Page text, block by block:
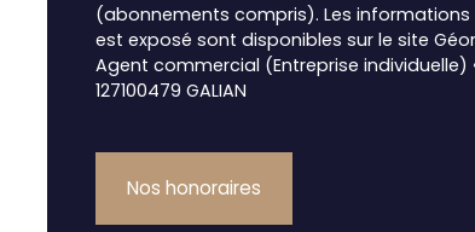
(abonnements compris). Les informations
est exposé sont disponibles sur le site
Agent commercial (Entreprise individuelle)
127100479 GALIAN
Nos honoraires